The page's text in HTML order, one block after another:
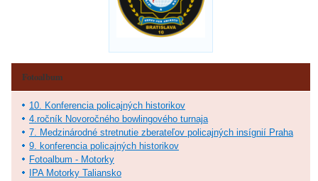
Fotoalbum
10. Konferencia policajných historikov
4.ročník Novoročného bowlingového turnaja
7. Medzinárodné stretnutie zberateľov policajných insígnií Praha
9. konferencia policajných historikov
Fotoalbum - Motorky
IPA Motorky Taliansko